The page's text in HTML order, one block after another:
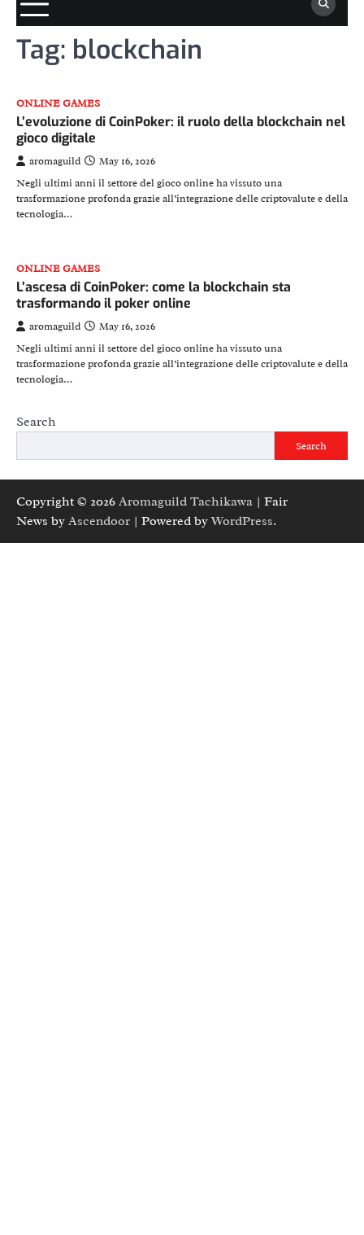
Tag: blockchain
ONLINE GAMES
L’evoluzione di CoinPoker: il ruolo della blockchain nel
gioco digitale
aromaguild
May 16, 2026
Negli ultimi anni il settore del gioco online ha vissuto una
trasformazione profonda grazie all’integrazione delle criptovalute e della
tecnologia…
ONLINE GAMES
L’ascesa di CoinPoker: come la blockchain sta
trasformando il poker online
aromaguild
May 16, 2026
Negli ultimi anni il settore del gioco online ha vissuto una
trasformazione profonda grazie all’integrazione delle criptovalute e della
tecnologia…
Search
Search
Copyright © 2026 Aromaguild Tachikawa | Fair
News by Ascendoor | Powered byWordPress.